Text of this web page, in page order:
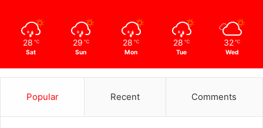
28 ℃
Sat
29 ℃
Sun
28 ℃
Mon
28 ℃
Tue
32 ℃
Wed
Popular Recent Comments